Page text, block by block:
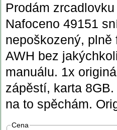
Prodám
Nafoceno 49151
nepoškozený,
AWH bez
manuálu. 1x
zápěstí, karta
na to spěchám.
Cena